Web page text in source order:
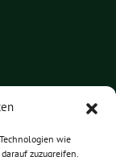
wie
zuzugreifen.